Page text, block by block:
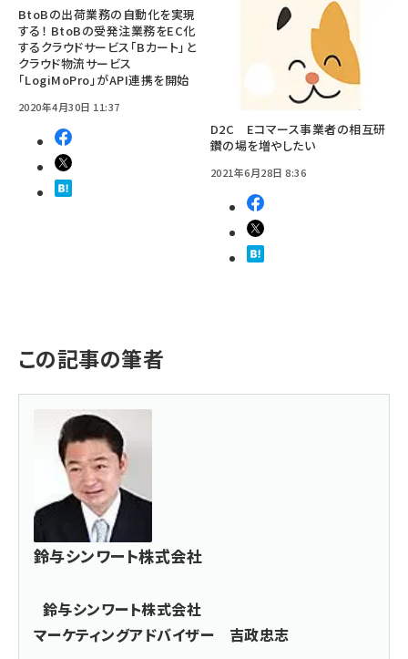
BtoBの出荷業務の自動化を実現
する！ BtoBの受発注業務をEC化
するクラウドサービス「Bカート」と
クラウド物流サービス
「LogiMoPro」がAPI連携を開始
2020年4月30日 11:37
D2C Eコマース事業者の相互研
鑽の場を増やしたい
2021年6月28日 8:36
この記事の筆者
鈴与シンワート株式会社
鈴与シンワート株式会社
マーケティングアドバイザー 吉政忠志